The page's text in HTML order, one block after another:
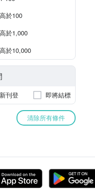
高於100
高於1,000
高於10,000
新刊登 即將結標
清除所有條件